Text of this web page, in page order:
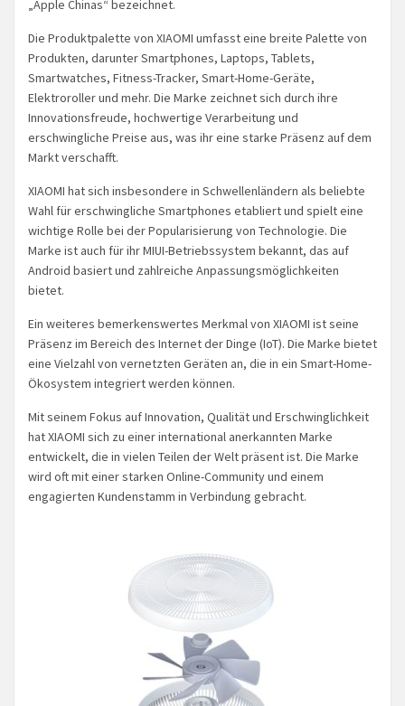
„Apple Chinas“ bezeichnet.
Die Produktpalette von XIAOMI umfasst eine breite Palette von
Produkten, darunter Smartphones, Laptops, Tablets,
Smartwatches, Fitness-Tracker, Smart-Home-Geräte,
Elektroroller und mehr. Die Marke zeichnet sich durch ihre
Innovationsfreude, hochwertige Verarbeitung und
erschwingliche Preise aus, was ihr eine starke Präsenz auf dem
Markt verschafft.
XIAOMI hat sich insbesondere in Schwellenländern als beliebte
Wahl für erschwingliche Smartphones etabliert und spielt eine
wichtige Rolle bei der Popularisierung von Technologie. Die
Marke ist auch für ihr MIUI-Betriebssystem bekannt, das auf
Android basiert und zahlreiche Anpassungsmöglichkeiten
bietet.
Ein weiteres bemerkenswertes Merkmal von XIAOMI ist seine
Präsenz im Bereich des Internet der Dinge (IoT). Die Marke bietet
eine Vielzahl von vernetzten Geräten an, die in ein Smart-Home-
Ökosystem integriert werden können.
Mit seinem Fokus auf Innovation, Qualität und Erschwinglichkeit
hat XIAOMI sich zu einer international anerkannten Marke
entwickelt, die in vielen Teilen der Welt präsent ist. Die Marke
wird oft mit einer starken Online-Community und einem
engagierten Kundenstamm in Verbindung gebracht.